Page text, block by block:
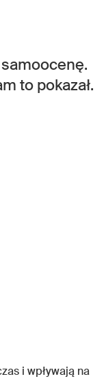
to pokazał.
i wpływają na